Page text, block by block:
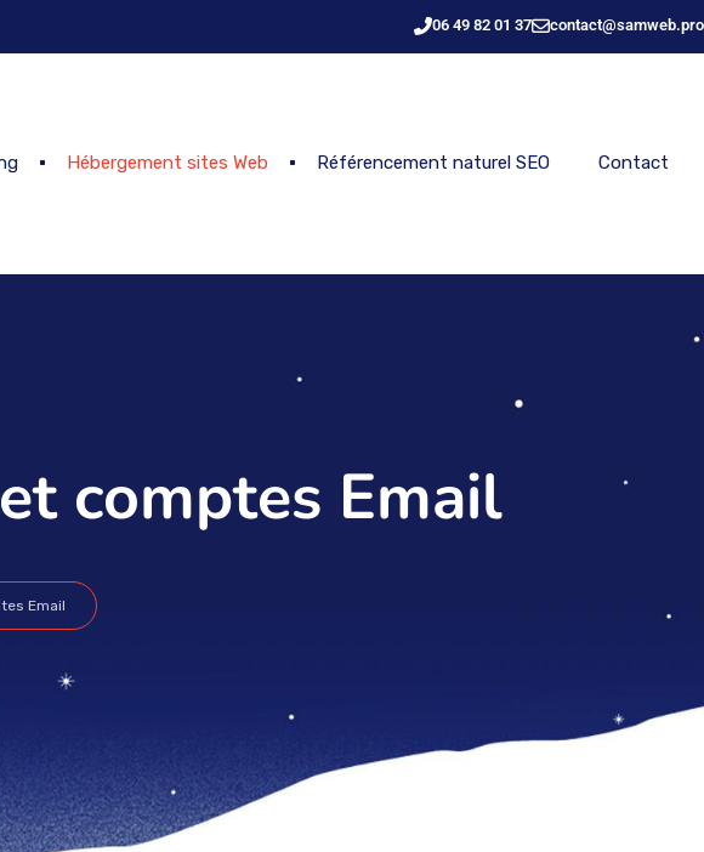
06 49 82 01 37 contact@samweb.pro
Hébergement sites Web Référencement naturel SEO Contact
comptes Email
Email